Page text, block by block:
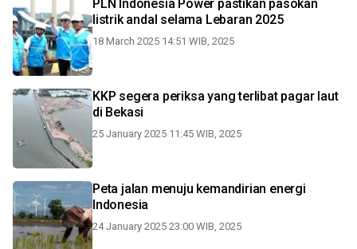
PLN Indonesia Power pastikan pasokan
listrik andal selama Lebaran 2025
18 March 2025 14:51 WIB, 2025
KKP segera periksa yang terlibat pagar laut
di Bekasi
25 January 2025 11:45 WIB, 2025
Peta jalan menuju kemandirian energi
Indonesia
24 January 2025 23:00 WIB, 2025